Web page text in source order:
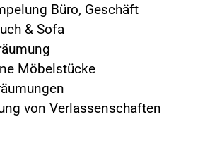
Büro, Geschäft
& Sofa
Möbelstücke
von Verlassenschaften